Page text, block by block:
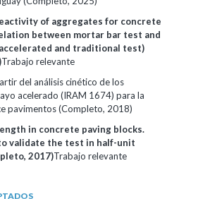
of aggregates for concrete
between mortar bar test and
and traditional test)
Trabajo relevante
del análisis cinético de los
acelerado (IRAM 1674) para la
pavimentos (Completo, 2018)
in concrete paving blocks.
validate the test in half-unit
2017)Trabajo relevante